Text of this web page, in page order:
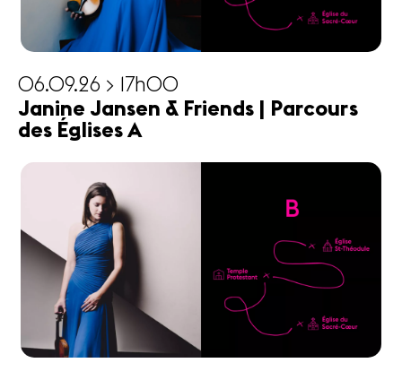
06.09.26 > 17h00
Janine Jansen & Friends | Parcours
des Églises A